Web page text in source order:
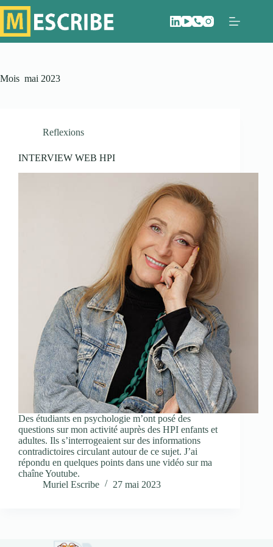
Passer
au
contenu
Mois mai 2023
Reflexions
INTERVIEW WEB HPI
Des étudiants en psychologie m’ont posé des
questions sur mon activité auprès des HPI enfants et
adultes. Ils s’interrogeaient sur des informations
contradictoires circulant autour de ce sujet. J’ai
répondu en quelques points dans une vidéo sur ma
chaîne Youtube.
Muriel Escribe
27 mai 2023